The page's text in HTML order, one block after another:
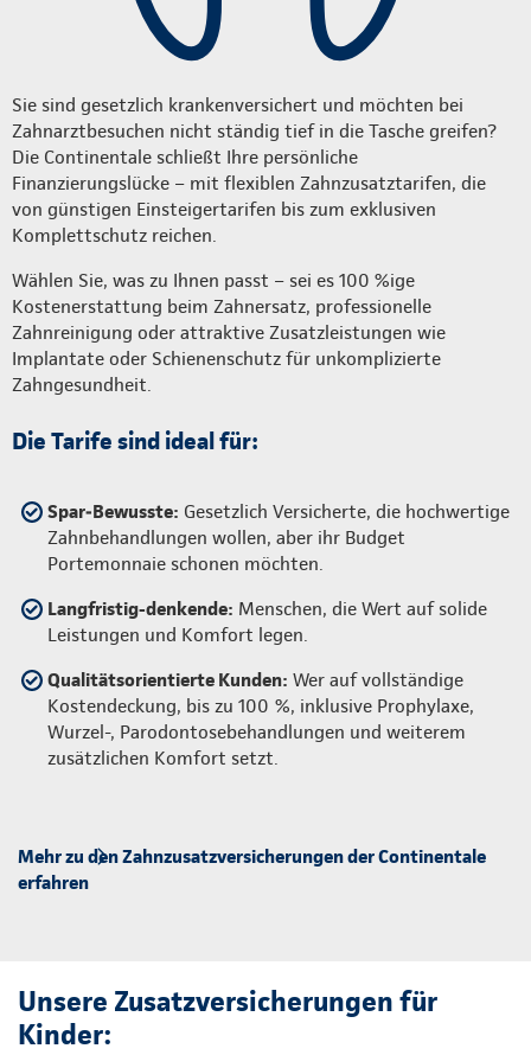
Sie sind gesetzlich krankenversichert und möchten bei
Zahnarztbesuchen nicht ständig tief in die Tasche greifen?
Die Continentale schließt Ihre persönliche
Finanzierungslücke – mit flexiblen Zahnzusatztarifen, die
von günstigen Einsteigertarifen bis zum exklusiven
Komplettschutz reichen.
Wählen Sie, was zu Ihnen passt – sei es 100 %ige
Kostenerstattung beim Zahnersatz, professionelle
Zahnreinigung oder attraktive Zusatzleistungen wie
Implantate oder Schienenschutz für unkomplizierte
Zahngesundheit.
Die Tarife sind ideal für:
Spar‑Bewusste: Gesetzlich Versicherte, die hochwertige
Zahnbehandlungen wollen, aber ihr Budget
Portemonnaie schonen möchten.
Langfristig-denkende: Menschen, die Wert auf solide
Leistungen und Komfort legen.
Qualitätsorientierte Kunden: Wer auf vollständige
Kostendeckung, bis zu 100 %, inklusive Prophylaxe,
Wurzel-, Parodontosebehandlungen und weiterem
zusätzlichen Komfort setzt.
Mehr zu den Zahnzusatzversicherungen der Continentale
erfahren
Unsere Zusatzversicherungen für
Kinder: